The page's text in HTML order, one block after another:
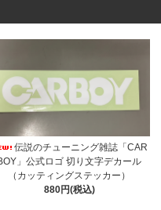
伝説のチューニング雑誌「CAR
」公式ロゴ 切り文字デカール
（カッティングステッカー）
880円(税込)